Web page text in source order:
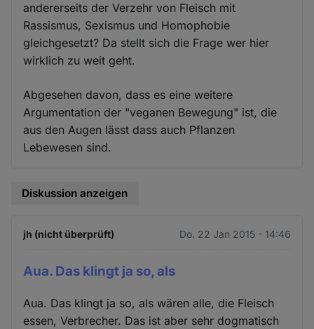
andererseits der Verzehr von Fleisch mit
Rassismus, Sexismus und Homophobie
gleichgesetzt? Da stellt sich die Frage wer hier
wirklich zu weit geht.
Abgesehen davon, dass es eine weitere
Argumentation der "veganen Bewegung" ist, die
aus den Augen lässt dass auch Pflanzen
Lebewesen sind.
Diskussion anzeigen
jh (nicht überprüft) Do. 22 Jan 2015 - 14:46
Aua. Das klingt ja so, als
Aua. Das klingt ja so, als wären alle, die Fleisch
essen, Verbrecher. Das ist aber sehr dogmatisch